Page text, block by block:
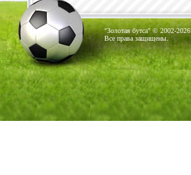
"Золотая бутса" © 2002-2026
Все права защищены.